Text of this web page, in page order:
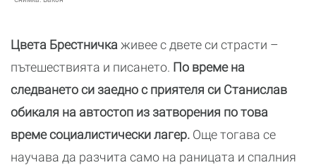
Цвета Брестничка живее с двете си страсти –
пътешествията и писането. По време на
следването си заедно с приятеля си Станислав
обикаля на автостоп из затворения по това
време социалистически лагер. Още тогава се
научава да разчита само на раницата и спалния